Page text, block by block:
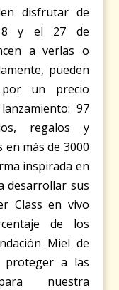
disfrutar de
y el 27 de
a verlas o
pueden
por un precio
97
regalos y
más de 3000
inspirada en
desarrollar sus
Class en vivo
de los
Miel de
proteger a las
nuestra